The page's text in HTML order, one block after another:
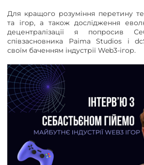
Для кращого розуміння перетину
та ігор, а також дослідження
децентралізації я попросив
співзасновника Paima Studios і
своїм баченням індустрії Web3-ігор.